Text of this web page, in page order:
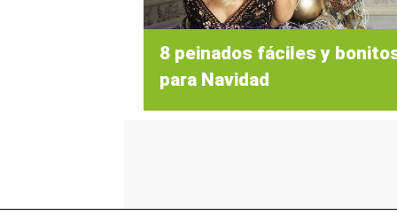
8 peinados fáciles y
para Navidad